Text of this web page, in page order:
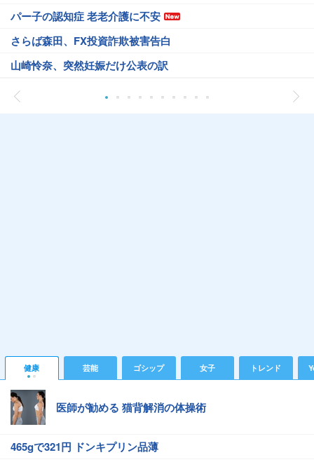
パー子の認知症 老老介護に不安
さらば森田、FX投資詐欺被害告白
山崎怜奈、突然妊娠だけ公表の訳
健康 芸能 ゴシップ 女子 トレンド
医師が勧める 猫背解消の体操術
465gで321円 ドンキプリン品薄